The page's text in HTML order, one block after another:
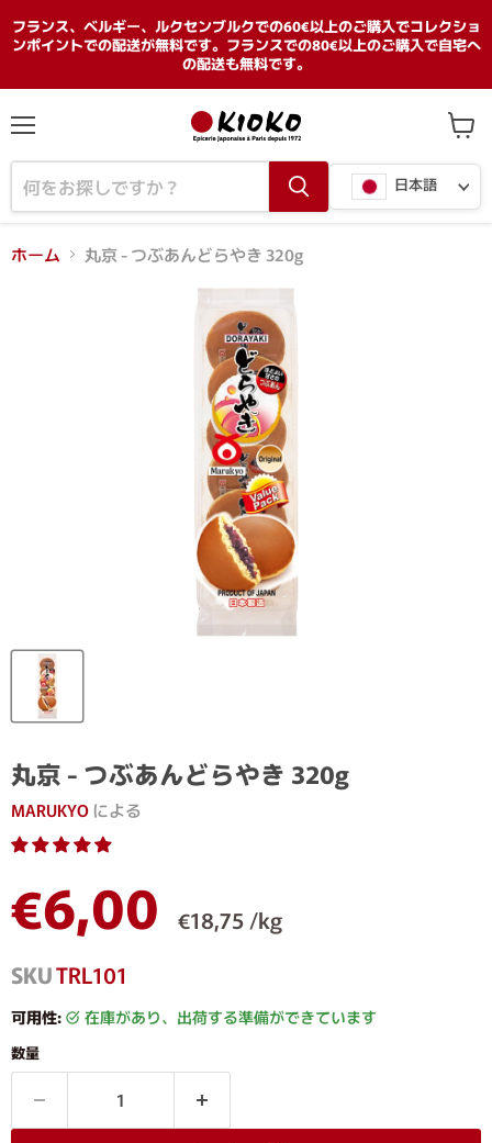
フランス、ベルギー、ルクセンブルクでの60€以上のご購入でコレクショ
ンポイントでの配送が無料です。フランスでの80€以上のご購入で自宅へ
の配送も無料です。
ニ
ュ
ー
言
語
日本語
ー
ト
見
ホーム 丸京 - つぶあんどらやき 320g
丸京 - つぶあんどらやき 320g
MARUKYOによる
現在の価格
€6,00
€18,75 /kg
SKUTRL101
可用性: 在庫があり、出荷する準備ができています
数量